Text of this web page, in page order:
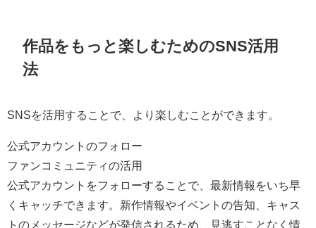
作品をもっと楽しむためのSNS活用
法
SNSを活用することで、より楽しむことができます。
公式アカウントのフォロー
ファンコミュニティの活用
公式アカウントをフォローすることで、最新情報をいち早
くキャッチできます。新作情報やイベントの告知、キャス
トのメッセージなどが発信されるため、見逃すことなく情